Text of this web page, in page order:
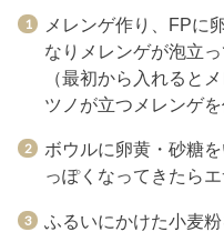
メレンゲ作り、FPに
なりメレンゲが泡立
（最初から入れると
ツノが立つメレンゲを
ボウルに卵黄・砂糖
っぽくなってきたら
ふるいにかけた小麦